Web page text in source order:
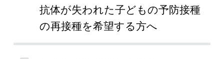
抗体が失われた子どもの予防接種
の再接種を希望する方へ